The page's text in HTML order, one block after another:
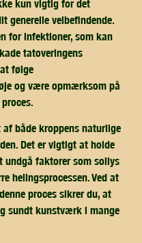
kun vigtig for det
generelle velbefindende.
for infektioner, som kan
tatoveringens
følge
og være opmærksom på
både kroppens naturlige
Det er vigtigt at holde
undgå faktorer som sollys
helingsprocessen. Ved at
proces sikrer du, at
sundt kunstværk i mange